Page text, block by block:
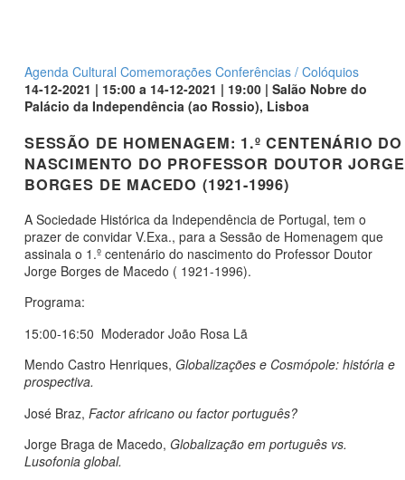
Agenda Cultural Comemorações Conferências / Colóquios
14-12-2021 | 15:00 a 14-12-2021 | 19:00 | Salão Nobre do
Palácio da Independência (ao Rossio), Lisboa
SESSÃO DE HOMENAGEM: 1.º CENTENÁRIO DO
NASCIMENTO DO PROFESSOR DOUTOR JORGE
BORGES DE MACEDO (1921-1996)
A Sociedade Histórica da Independência de Portugal, tem o
prazer de convidar V.Exa., para a Sessão de Homenagem que
assinala o 1.º centenário do nascimento do Professor Doutor
Jorge Borges de Macedo ( 1921-1996).
Programa:
15:00-16:50 Moderador João Rosa Lã
Mendo Castro Henriques, Globalizações e Cosmópole: história e
prospectiva.
José Braz, Factor africano ou factor português?
Jorge Braga de Macedo, Globalização em português vs.
Lusofonia global.